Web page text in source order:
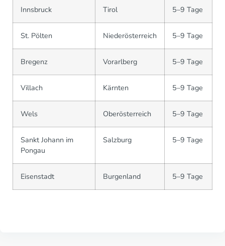
Innsbruck Tirol 5–9 Tage
St. Pölten Niederösterreich 5–9 Tage
Bregenz Vorarlberg 5–9 Tage
Villach Kärnten 5–9 Tage
Wels Oberösterreich 5–9 Tage
Sankt Johann im
Pongau
Salzburg 5–9 Tage
Eisenstadt Burgenland 5–9 Tage